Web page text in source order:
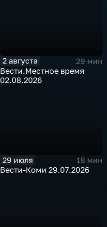
2 августа
29 мин
Вести.Местное время
02.08.2026
29 июля
18 мин
Вести-Коми 29.07.2026